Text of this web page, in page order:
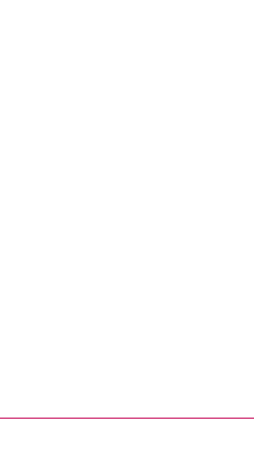
öffnet neues Fenster)
Link, öffnet neues